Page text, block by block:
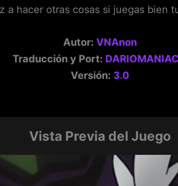
a hacer otras cosas si juegas bien
Autor: VNAnon
Traducción y Port:
Versión: 3.0
Vista Previa del Juego